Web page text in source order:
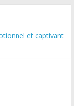
et captivant
sur Netflix
devenu
Satō
les fans de